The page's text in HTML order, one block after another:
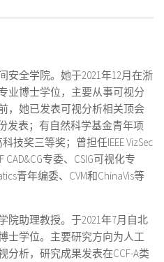
安全学院。她于2021年12月在浙
业博士学位，主要从事可视分
，她已发表可视分析相关顶会
发表；有自然科学基金青年项
技奖三等奖；曾担任IEEE VizSec
CAD&CG专委、CSIG可视化专
青年编委、CVM和ChinaVis等
院助理教授。于2021年7月自北
士学位。主要研究方向为人工
析，研究成果发表在CCF-A类